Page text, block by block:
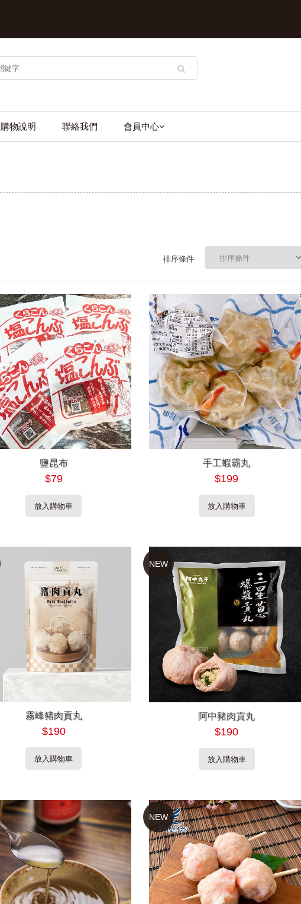
購物說明 聯絡我們 會員中心
排序條件
鹽昆布
$79
放入購物車
手工蝦霸丸
$199
放入購物車
霧峰豬肉貢丸
$190
放入購物車
NEW
阿中豬肉貢丸
$190
放入購物車
NEW